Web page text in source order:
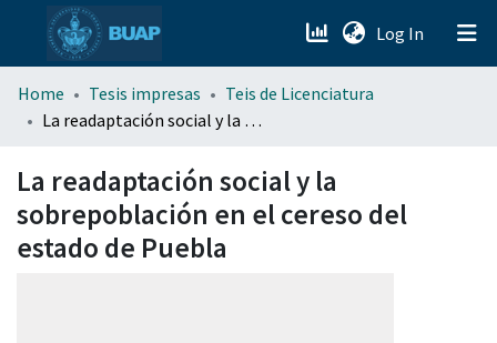
Log In (current)
menu.section.about_menu
Home Tesis impresas
Teis de Licenciatura
La readaptación social y la sobrepoblación en el cereso del estado de Puebla
La readaptación social y la
sobrepoblación en el cereso del
estado de Puebla